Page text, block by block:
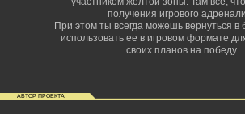
получения игрового
При этом ты всегда можешь вернуться в
использовать ее в игровом формате
своих планов на победу.
АВТОР ПРОЕКТА